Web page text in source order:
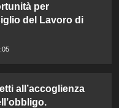
per
del Lavoro di
all’accoglienza